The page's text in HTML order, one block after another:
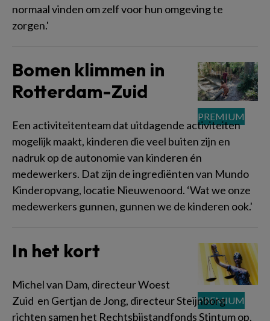
normaal vinden om zelf voor hun omgeving te
zorgen.'
Bomen klimmen in
Rotterdam-Zuid
Een activiteitenteam dat uitdagende activiteiten
mogelijk maakt, kinderen die veel buiten zijn en
nadruk op de autonomie van kinderen én
medewerkers. Dat zijn de ingrediënten van Mundo
Kinderopvang, locatie Nieuwenoord. ‘Wat we onze
medewerkers gunnen, gunnen we de kinderen ook.'
In het kort
Michel van Dam, directeur Woest
Zuid en Gertjan de Jong, directeur Steijnborg
richten samen het Rechtsbijstandfonds Stintum op.